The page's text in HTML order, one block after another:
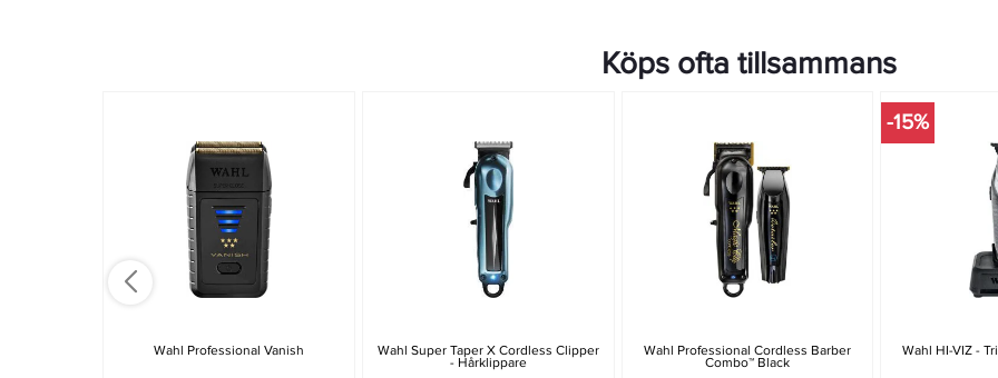
Köps ofta tillsammans
Wahl Professional Vanish Wahl Super Taper X Cordless Clipper
- Hårklippare
Wahl Professional Cordless Barber
Combo™ Black
-15%
Wahl HI-VIZ -